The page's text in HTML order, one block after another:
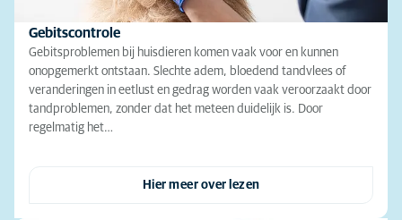
Gebitscontrole
Gebitsproblemen bij huisdieren komen vaak voor en kunnen
onopgemerkt ontstaan. Slechte adem, bloedend tandvlees of
veranderingen in eetlust en gedrag worden vaak veroorzaakt door
tandproblemen, zonder dat het meteen duidelijk is. Door
regelmatig het…
Hier meer over lezen